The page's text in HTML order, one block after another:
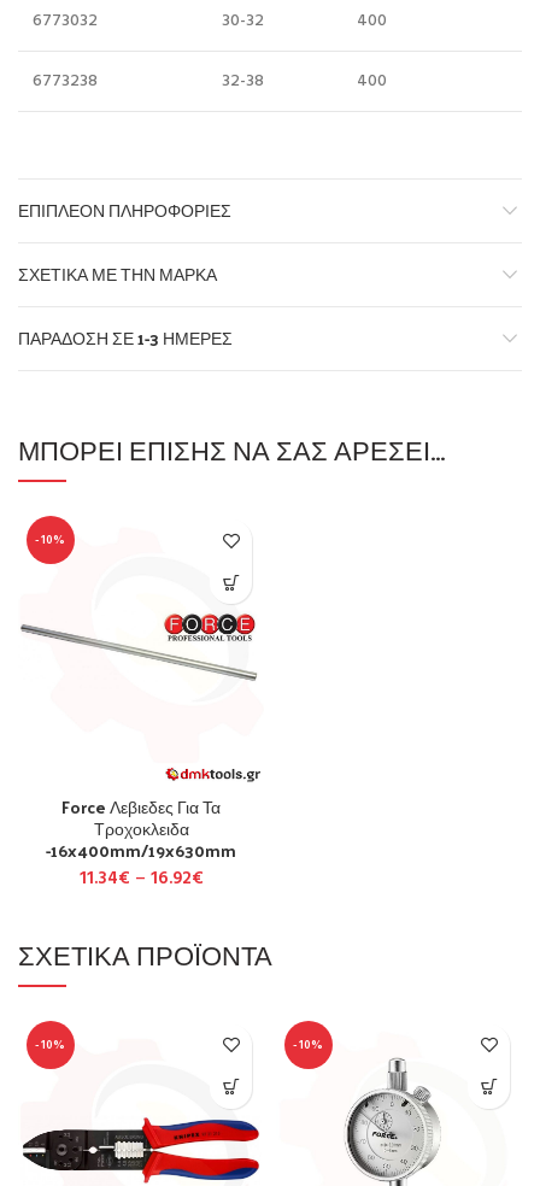
6773032 30-32 400
6773238 32-38 400
ΕΠΙΠΛΈΟΝ ΠΛΗΡΟΦΟΡΊΕΣ
ΣΧΕΤΙΚΆ ΜΕ ΤΗΝ ΜΆΡΚΑ
ΠΑΡΆΔΟΣΗ ΣΕ 1-3 ΗΜΈΡΕΣ
ΜΠΟΡΕΊ ΕΠΊΣΗΣ ΝΑ ΣΑΣ ΑΡΈΣΕΙ…
-10%
Force Λεβιεδες Για Τα
Τροχοκλειδα
-16x400mm/19x630mm
11.34€ – 16.92€
ΣΧΕΤΙΚΆ ΠΡΟΪΌΝΤΑ
-10% -10%